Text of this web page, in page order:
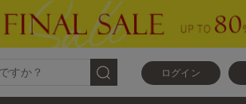
ログイン